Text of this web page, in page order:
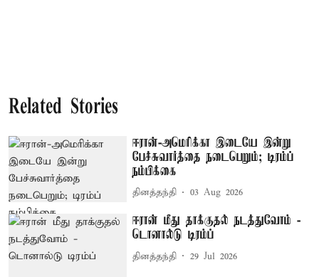
Related Stories
ஈரான்-அமெரிக்கா இடையே இன்று
பேச்சுவார்த்தை நடைபெறும்; டிரம்ப்
நம்பிக்கை
தினத்தந்தி 03 Aug 2026
ஈரான் மீது தாக்குதல் நடத்துவோம் -
டொனால்டு டிரம்ப்
தினத்தந்தி 29 Jul 2026